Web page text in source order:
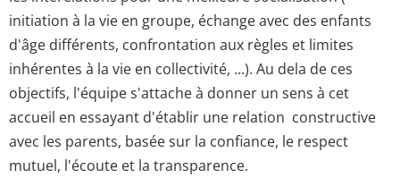
initiation à la vie en groupe, échange avec des enfants
d'âge différents, confrontation aux règles et limites
inhérentes à la vie en collectivité, ...). Au dela de ces
objectifs, l'équipe s'attache à donner un sens à cet
accueil en essayant d'établir une relation constructive
avec les parents, basée sur la confiance, le respect
mutuel, l'écoute et la transparence.